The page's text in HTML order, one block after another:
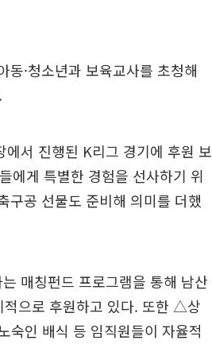
·청소년과 보육교사를 초청해
서 진행된 K리그 경기에 후원 보
에게 특별한 경험을 선사하기 위
구공 선물도 준비해 의미를 더했
매칭펀드 프로그램을 통해 남산
적으로 후원하고 있다. 또한 △상
인 배식 등 임직원들이 자율적